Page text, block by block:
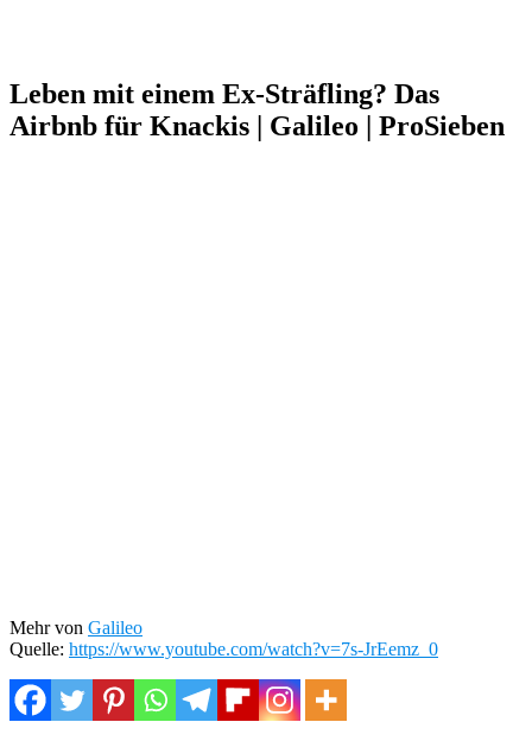
Leben mit einem Ex-Sträfling? Das
Airbnb für Knackis | Galileo | ProSieben
Mehr von Galileo
Quelle: https://www.youtube.com/watch?v=7s-JrEemz_0